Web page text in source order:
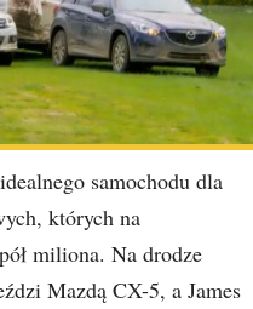
samochodu dla
których na
miliona. Na drodze
Mazdą CX-5, a James